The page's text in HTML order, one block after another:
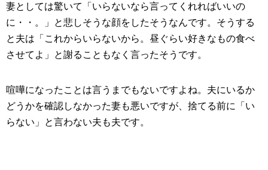
妻としては驚いて「いらないなら言ってくれればいいの
に・・。」と悲しそうな顔をしたそうなんです。そうする
と夫は「これからいらないから。昼ぐらい好きなもの食べ
させてよ」と謝ることもなく言ったそうです。
喧嘩になったことは言うまでもないですよね。夫にいるか
どうかを確認しなかった妻も悪いですが、捨てる前に「い
らない」と言わない夫も夫です。